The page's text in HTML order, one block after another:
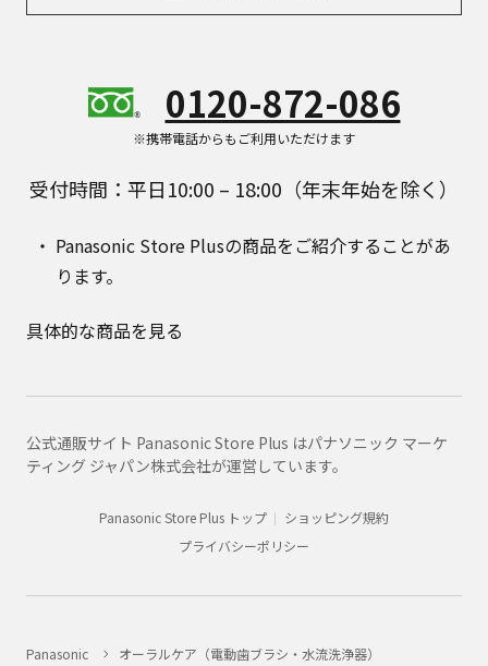
0120-872-086
※携帯電話からもご利用いただけます
受付時間：平日10:00 – 18:00（年末年始を除く）
Panasonic Store Plusの商品をご紹介することがあ
ります。
具体的な商品を見る
公式通販サイト Panasonic Store Plus はパナソニック マーケ
ティング ジャパン株式会社が運営しています。
Panasonic Store Plus トップ
ショッピング規約
プライバシーポリシー
Panasonic
オーラルケア（電動歯ブラシ・水流洗浄器）